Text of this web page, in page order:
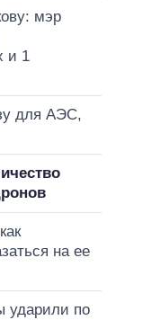
мэр
и 1
для АЭС,
на ее
ударили по